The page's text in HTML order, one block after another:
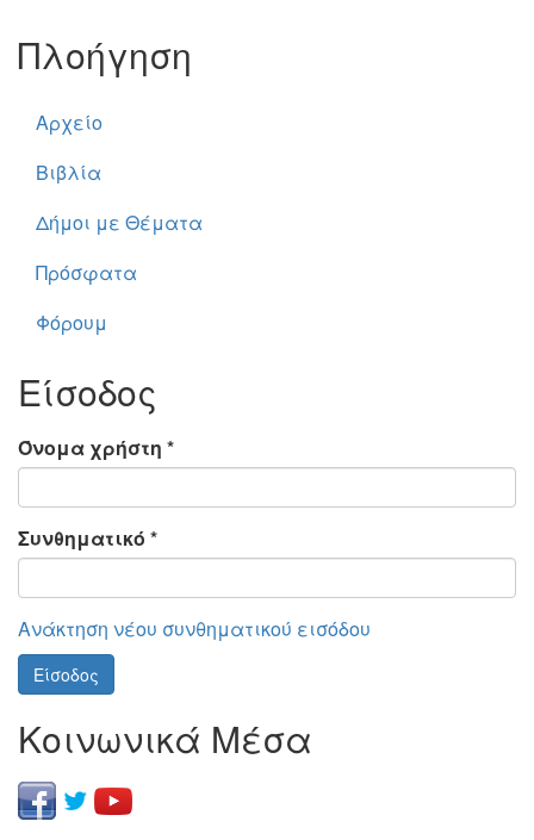
Πλοήγηση
Αρχείο
Βιβλία
Δήμοι με Θέματα
Πρόσφατα
Φόρουμ
Είσοδος
Όνομα χρήστη *
Συνθηματικό *
Ανάκτηση νέου συνθηματικού εισόδου
Είσοδος
Κοινωνικά Μέσα